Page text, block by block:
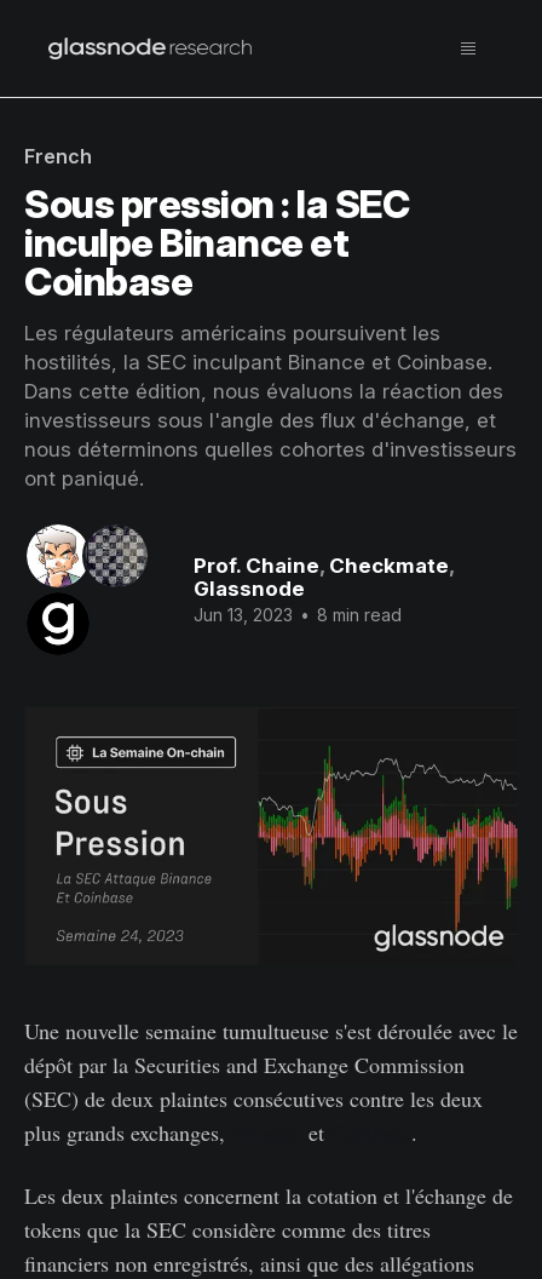
French
Sous pression : la SEC
inculpe Binance et
Coinbase
Les régulateurs américains poursuivent les
hostilités, la SEC inculpant Binance et Coinbase.
Dans cette édition, nous évaluons la réaction des
investisseurs sous l'angle des flux d'échange, et
nous déterminons quelles cohortes d'investisseurs
ont paniqué.
Prof. Chaine, Checkmate,
Glassnode
Jun 13, 2023 • 8 min read
Une nouvelle semaine tumultueuse s'est déroulée avec le
dépôt par la Securities and Exchange Commission
(SEC) de deux plaintes consécutives contre les deux
plus grands exchanges,
et .
Les deux plaintes concernent la cotation et l'échange de
tokens que la SEC considère comme des titres
financiers non enregistrés, ainsi que des allégations